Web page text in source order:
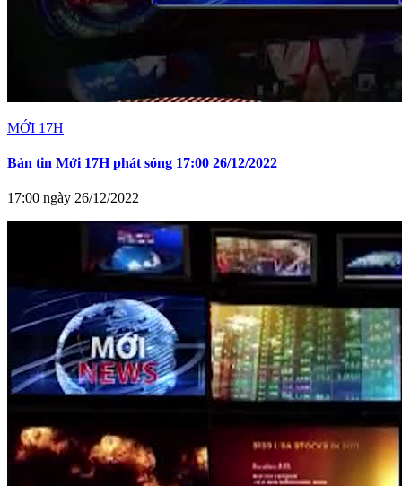
MỚI 17H
Bản tin Mới 17H phát sóng 17:00 26/12/2022
17:00 ngày 26/12/2022